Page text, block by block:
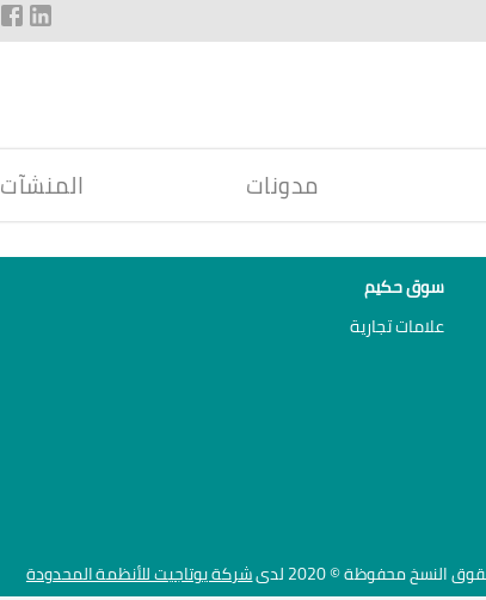
مدونات المنشآت
سوق حكيم
علامات تجارية
النسخ محفوظة © 2020 لدى شركة يوتاجيت للأنظمة المحدودة